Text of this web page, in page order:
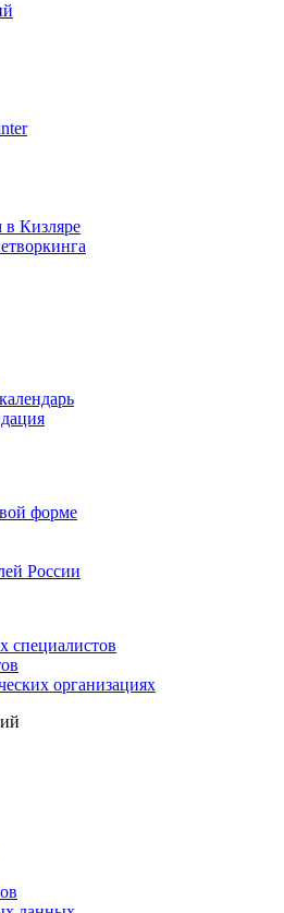
в Кизляре
форме
России
специалистов
организациях